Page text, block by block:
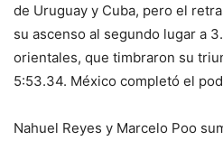
de Uruguay y Cuba, pero el
su ascenso al segundo lugar a
orientales, que timbraron su
5:53.34. México completó el
Nahuel Reyes y Marcelo Poo